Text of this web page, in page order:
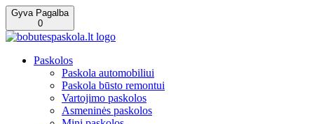
Gyva Pagalba
0
Paskolos
Paskola automobiliui
Paskola būsto remontui
Vartojimo paskolos
Asmeninės paskolos